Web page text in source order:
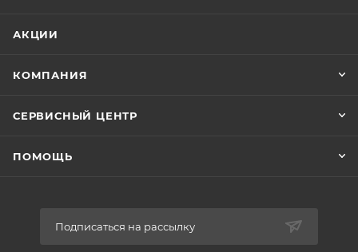
АКЦИИ
КОМПАНИЯ
СЕРВИСНЫЙ ЦЕНТР
ПОМОЩЬ
Подписаться на рассылку